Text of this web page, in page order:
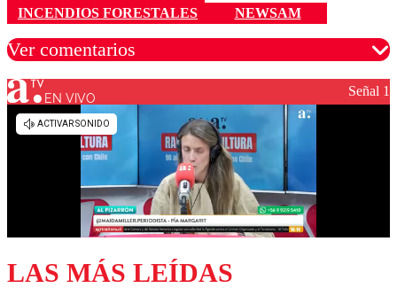
INCENDIOS FORESTALES
NEWSAM
Ver comentarios
Los comentarios son moderados para garantizar un
diálogo respetuoso.
EN VIVO Señal 1
LAS MÁS LEÍDAS